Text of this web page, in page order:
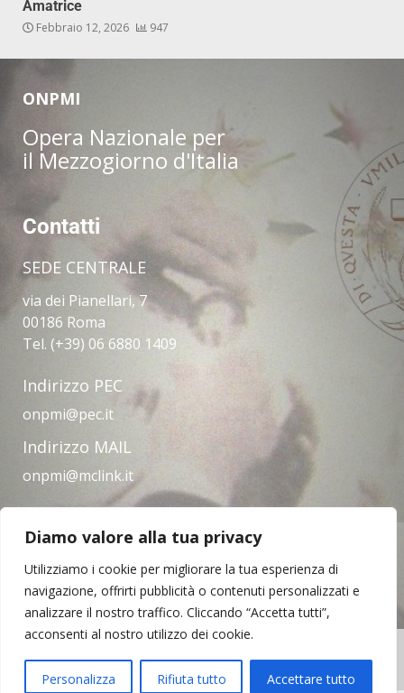
Diamo valore alla tua privacy
Utilizziamo i cookie per migliorare la tua esperienza di
navigazione, offrirti pubblicità o contenuti personalizzati e
analizzare il nostro traffico. Cliccando “Accetta tutti”,
acconsenti al nostro utilizzo dei cookie.
Personalizza Rifiuta tutto Accettare tutto
Amatrice
Febbraio 12, 2026 947
ONPMI
Opera Nazionale per
il Mezzogiorno d'Italia
Contatti
SEDE CENTRALE
via dei Pianellari, 7
00186 Roma
Tel. (+39) 06 6880 1409
Indirizzo PEC
onpmi@pec.it
Indirizzo MAIL
onpmi@mclink.it
Amministrazione trasparente
Privacy Policy
Note legali
Contatti
Mezzogiorno d'Italia